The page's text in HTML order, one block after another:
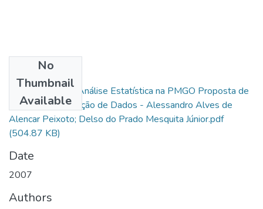
No
Thumbnail
Available
Padronização da Análise Estatística na PMGO Proposta de
Modelo de Avaliação de Dados - Alessandro Alves de
Alencar Peixoto; Delso do Prado Mesquita Júnior.pdf
(504.87 KB)
Date
2007
Authors